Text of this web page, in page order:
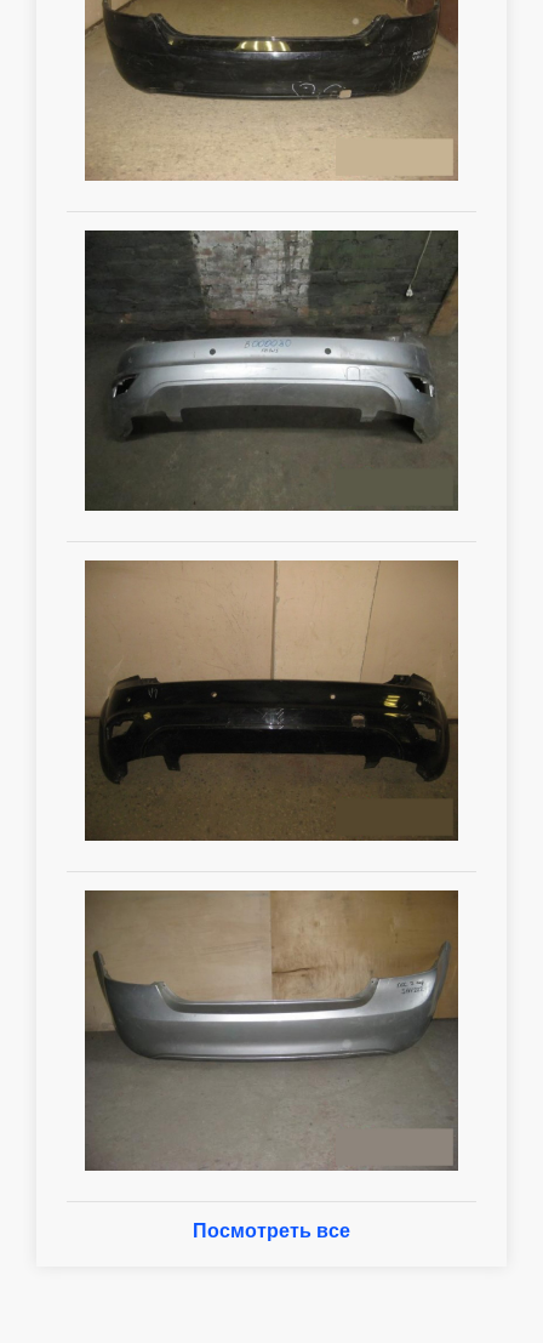
Посмотреть все